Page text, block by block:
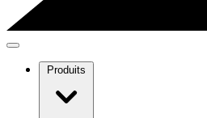
Produits